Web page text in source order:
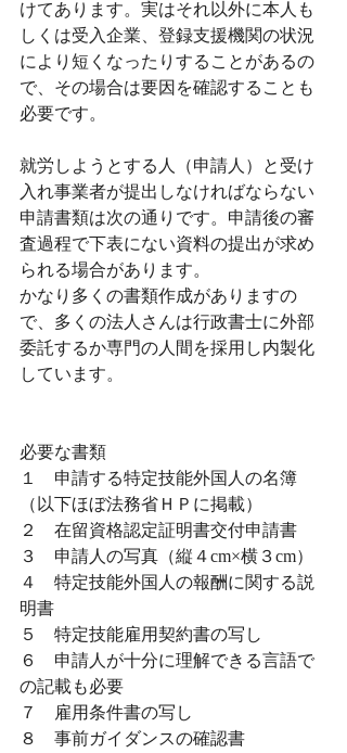
けてあります。実はそれ以外に本人も
しくは受入企業、登録支援機関の状況
により短くなったりすることがあるの
で、その場合は要因を確認することも
必要です。
就労しようとする人（申請人）と受け
入れ事業者が提出しなければならない
申請書類は次の通りです。申請後の審
査過程で下表にない資料の提出が求め
られる場合があります。
かなり多くの書類作成がありますの
で、多くの法人さんは行政書士に外部
委託するか専門の人間を採用し内製化
しています。
必要な書類
１　申請する特定技能外国人の名簿
（以下ほぼ法務省ＨＰに掲載）
２　在留資格認定証明書交付申請書
３　申請人の写真（縦４cm×横３cm）
４　特定技能外国人の報酬に関する説
明書
５　特定技能雇用契約書の写し
６　申請人が十分に理解できる言語で
の記載も必要
７　雇用条件書の写し
８　事前ガイダンスの確認書